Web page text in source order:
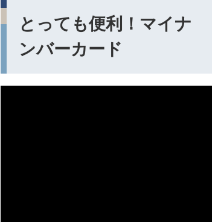
とっても便利！マイナ
ンバーカード